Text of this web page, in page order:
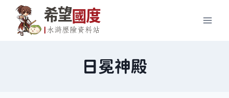
content
日冕神殿